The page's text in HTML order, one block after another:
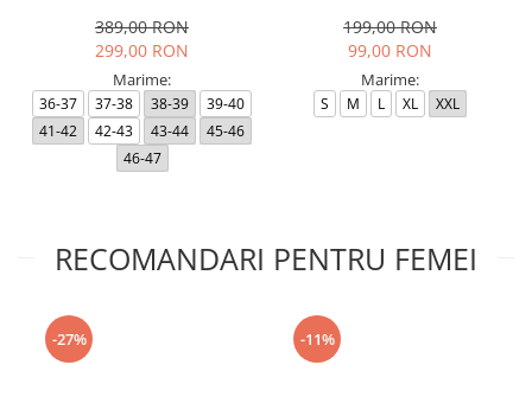
389,00 RON
299,00 RON
Marime:
36-37 37-38 38-39
39-40
41-42
42-43 43-44
45-46
46-47
199,00 RON
99,00 RON
Marime:
S M L XL XXL
RECOMANDARI PENTRU FEMEI
-27% -11%